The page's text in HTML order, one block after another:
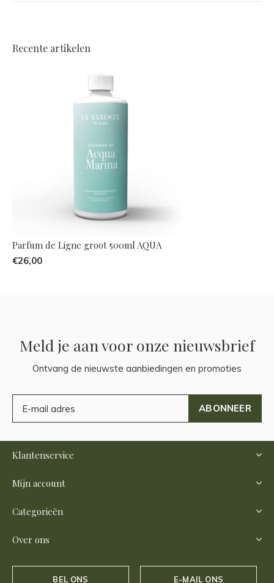
Recente artikelen
Parfum de Ligne groot 500ml AQUA
€26,00
Meld je aan voor onze nieuwsbrief
Ontvang de nieuwste aanbiedingen en promoties
ABONNEER
Klantenservice
Mijn account
Categorieën
Over ons
BEL ONS E-MAIL ONS